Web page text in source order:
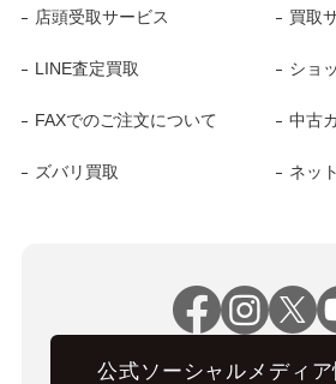
店頭受取サービス 買取
LINE査定買取 ショ
FAXでのご注文について 中古
ズバリ買取 ネッ
公式ソーシャルメディ